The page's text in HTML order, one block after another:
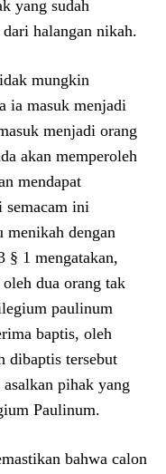
yang sudah
dari halangan nikah.
mungkin
ia masuk menjadi
menjadi orang
akan memperoleh
mendapat
semacam ini
menikah dengan
§ 1 mengatakan,
dua orang tak
paulinum
baptis, oleh
dibaptis tersebut
pihak yang
Paulinum.
bahwa calon